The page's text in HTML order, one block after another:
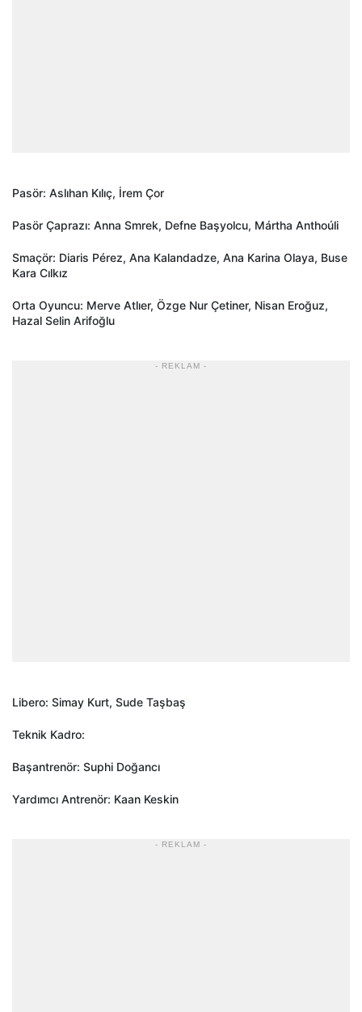
Pasör: Aslıhan Kılıç, İrem Çor
Pasör Çaprazı: Anna Smrek, Defne Başyolcu, Mártha Anthoúli
Smaçör: Diaris Pérez, Ana Kalandadze, Ana Karina Olaya, Buse
Kara Cılkız
Orta Oyuncu: Merve Atlıer, Özge Nur Çetiner, Nisan Eroğuz,
Hazal Selin Arifoğlu
- REKLAM -
Libero: Simay Kurt, Sude Taşbaş
Teknik Kadro:
Başantrenör: Suphi Doğancı
Yardımcı Antrenör: Kaan Keskin
- REKLAM -